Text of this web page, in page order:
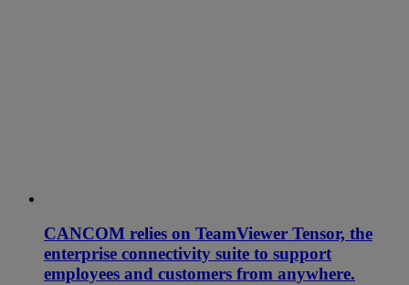
CANCOM relies on TeamViewer Tensor, the
enterprise connectivity suite to support
employees and customers from anywhere.